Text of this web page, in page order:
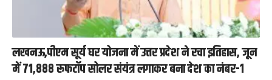
लखनऊ,पीएम सूर्य घर योजना में उत्तर प्रदेश ने रचा इतिहास, जून
में 71,888 रूफटॉप सोलर संयंत्र लगाकर बना देश का नंबर-1